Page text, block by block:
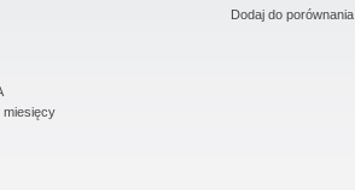
Dodaj do porównania
miesięcy